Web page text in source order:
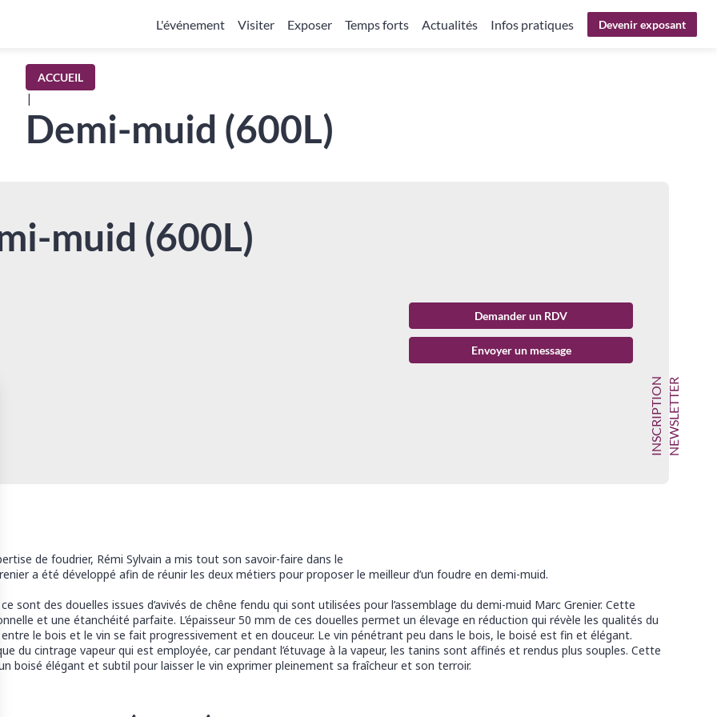
L'événement Visiter Exposer Temps forts Actualités Infos pratiques Devenir exposant
ACCUEIL
|
Demi-muid (600L)
Demander un RDV
Envoyer un message
muid (600L)
de foudrier, Rémi Sylvain a mis tout son savoir-faire dans le
a été développé afin de réunir les deux métiers pour proposer le meilleur d’un foudre en demi-muid.
sont des douelles issues d’avivés de chêne fendu qui sont utilisées pour l’assemblage du demi-muid Marc Grenier. Cette
et une étanchéité parfaite. L’épaisseur 50 mm de ces douelles permet un élevage en réduction qui révèle les qualités du
le bois et le vin se fait progressivement et en douceur. Le vin pénétrant peu dans le bois, le boisé est fin et élégant.
du cintrage vapeur qui est employée, car pendant l’étuvage à la vapeur, les tanins sont affinés et rendus plus souples. Cette
boisé élégant et subtil pour laisser le vin exprimer pleinement sa fraîcheur et son terroir.
INSCRIPTIONNEWSLETTER